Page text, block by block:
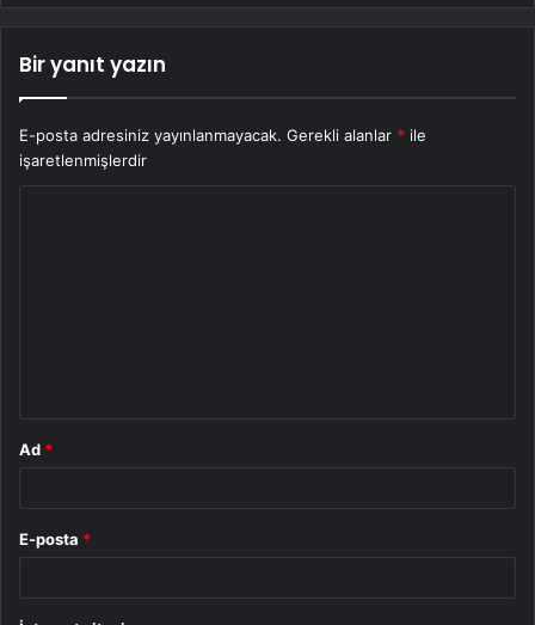
Bir yanıt yazın
E-posta adresiniz yayınlanmayacak. Gerekli alanlar * ile
işaretlenmişlerdir
Ad *
E-posta *